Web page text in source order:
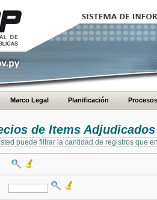
Marco Legal Planificación Procesos
de Items Adjudicados
puede filtrar la cantidad de registros que